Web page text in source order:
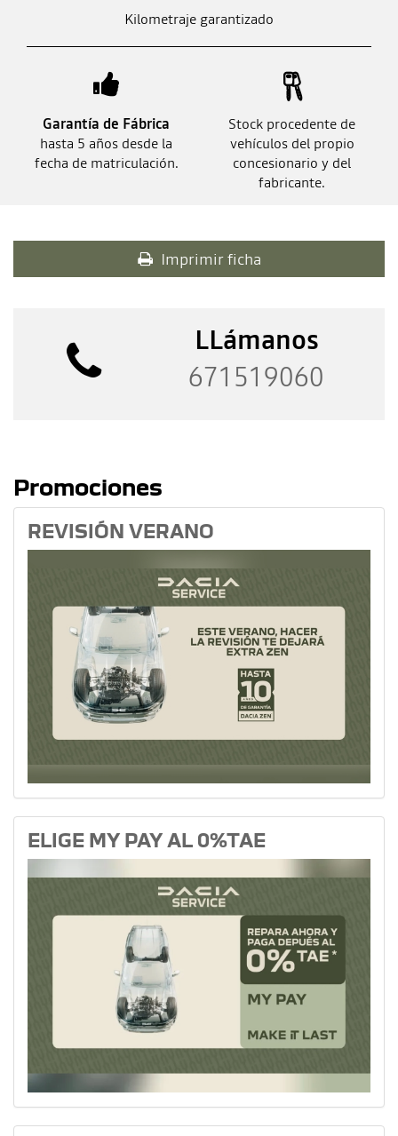
Kilometraje garantizado
Garantía de Fábrica
hasta 5 años desde la
fecha de matriculación.
Stock procedente de
vehículos del propio
concesionario y del
fabricante.
Imprimir ficha
LLámanos
671519060
Promociones
REVISIÓN VERANO
ELIGE MY PAY AL 0%TAE